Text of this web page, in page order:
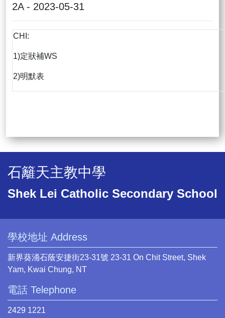
2A - 2023-05-31
CHI:
1)定狀補WS
2)明默表
石籬天主教中學
Shek Lei Catholic Secondary School
學校地址 Address
新界葵涌石蔭安捷街23-31號 23-31 On Chit Street, Shek
Yam, Kwai Chung, NT
電話 Telephone
2429 1221